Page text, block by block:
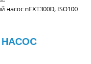
nEXT300D, ISO100